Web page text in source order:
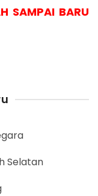
SAMPAI BARU
Selatan